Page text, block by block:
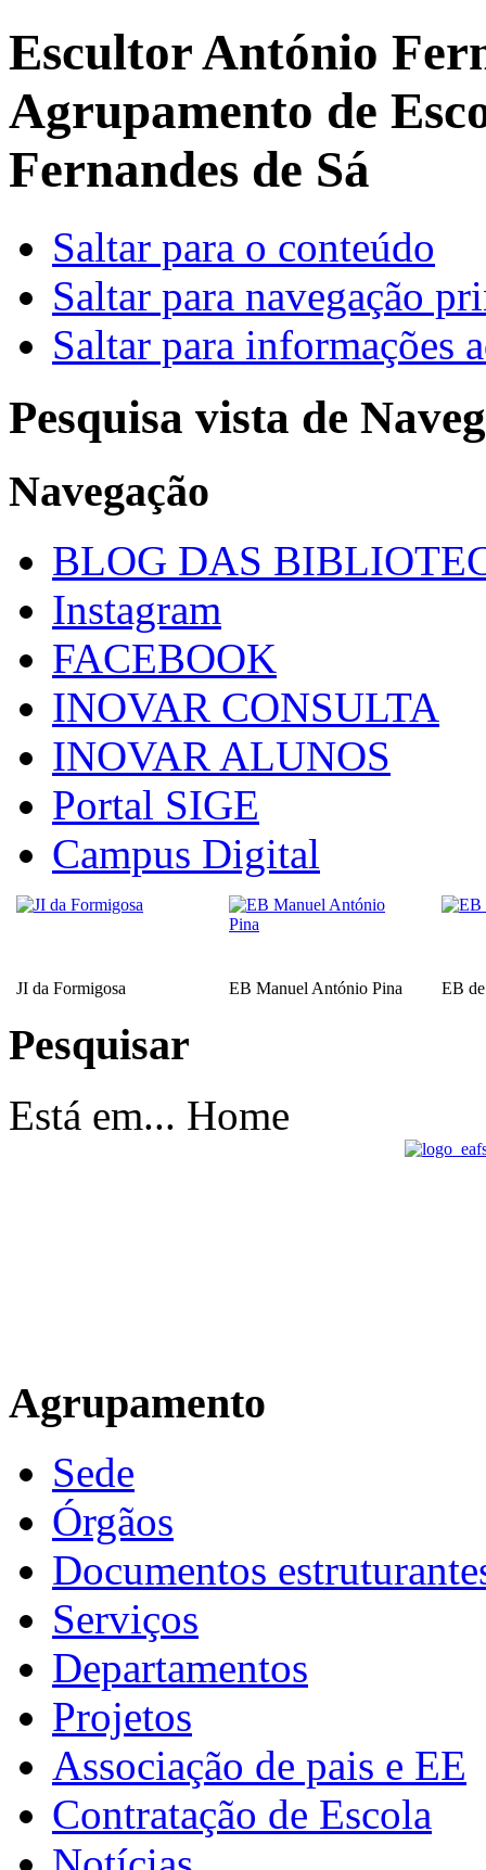
Escultor António
Agrupamento de
Fernandes de Sá
Saltar para o conteúdo
Saltar para navegação
Saltar para informações
Pesquisa vista de
Navegação
BLOG DAS
Instagram
FACEBOOK
INOVAR CONSULTA
INOVAR ALUNOS
Portal SIGE
Campus Digital
JI da Formigosa EB Manuel António Pina EB
EB Escultor Antº
Pesquisar
Está em... Home
Agrupamento
Sede
Órgãos
Documentos
Serviços
Departamentos
Projetos
Associação de pais e EE
Contratação de Escola